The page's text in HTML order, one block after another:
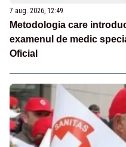
7 aug. 2026, 12:49
Metodologia care
examenul de medic
Oficial